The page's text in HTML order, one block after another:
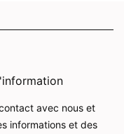
avec nous et
informations et des